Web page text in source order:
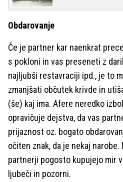
Obdarovanje
Če je partner kar naenkrat
s pokloni in vas preseneti z
najljubši restavraciji ipd., je to
zmanjšati občutek krivde in
(še) kaj ima. Afere neredko
opravičuje dejstva, da vas
prijaznost oz. bogato
očiten znak, da je nekaj narobe.
partnerji pogosto kupujejo mir
ljubeči in pozorni.